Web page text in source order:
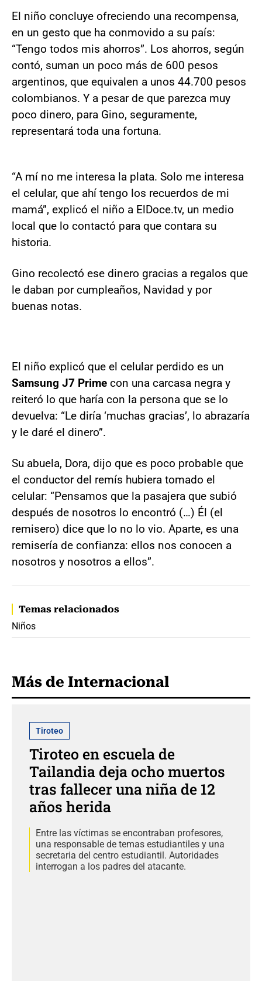
El niño concluye ofreciendo una recompensa,
en un gesto que ha conmovido a su país:
“Tengo todos mis ahorros”. Los ahorros, según
contó, suman un poco más de 600 pesos
argentinos, que equivalen a unos 44.700 pesos
colombianos. Y a pesar de que parezca muy
poco dinero, para Gino, seguramente,
representará toda una fortuna.
“A mí no me interesa la plata. Solo me interesa
el celular, que ahí tengo los recuerdos de mi
mamá”, explicó el niño a ElDoce.tv, un medio
local que lo contactó para que contara su
historia.
Gino recolectó ese dinero gracias a regalos que
le daban por cumpleaños, Navidad y por
buenas notas.
El niño explicó que el celular perdido es un
Samsung J7 Prime con una carcasa negra y
reiteró lo que haría con la persona que se lo
devuelva: “Le diría ‘muchas gracias’, lo abrazaría
y le daré el dinero”.
Su abuela, Dora, dijo que es poco probable que
el conductor del remís hubiera tomado el
celular: “Pensamos que la pasajera que subió
después de nosotros lo encontró (…) Él (el
remisero) dice que lo no lo vio. Aparte, es una
remisería de confianza: ellos nos conocen a
nosotros y nosotros a ellos”.
Temas relacionados
Niños
Más de Internacional
Tiroteo
Tiroteo en escuela de
Tailandia deja ocho muertos
tras fallecer una niña de 12
años herida
Entre las víctimas se encontraban profesores,
una responsable de temas estudiantiles y una
secretaria del centro estudiantil. Autoridades
interrogan a los padres del atacante.